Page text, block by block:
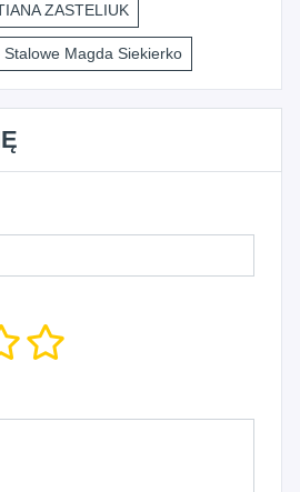
ZASTELIUK
Magda Siekierko